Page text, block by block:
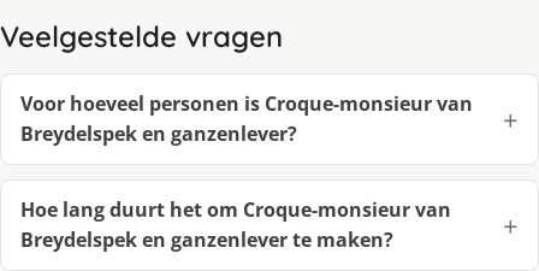
Veelgestelde vragen
Voor hoeveel personen is Croque-monsieur van
Breydelspek en ganzenlever?
Hoe lang duurt het om Croque-monsieur van
Breydelspek en ganzenlever te maken?